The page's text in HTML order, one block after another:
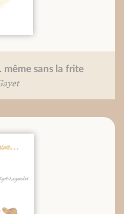
même sans la frite